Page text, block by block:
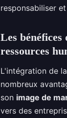
responsabiliser
Les
ressources
L'intégration de
nombreux
son image de
vers des